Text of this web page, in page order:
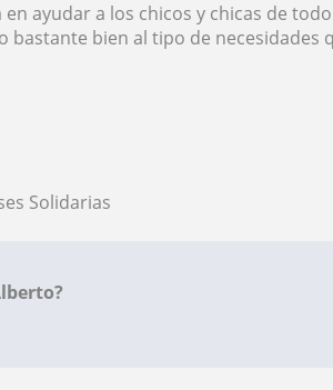
ayudar a los chicos y chicas de
bastante bien al tipo de necesidades
Solidarias